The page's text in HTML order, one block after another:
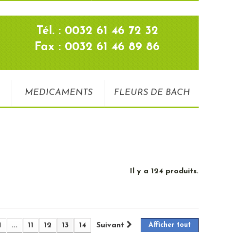
Tél. : 0032 61 46 72 32
Fax : 0032 61 46 89 86
MEDICAMENTS FLEURS DE BACH
Il y a 124 produits.
Afficher tout
... 11 12 13 14 Suivant